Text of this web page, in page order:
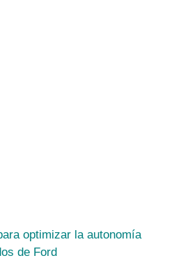
optimizar la autonomía
de Ford